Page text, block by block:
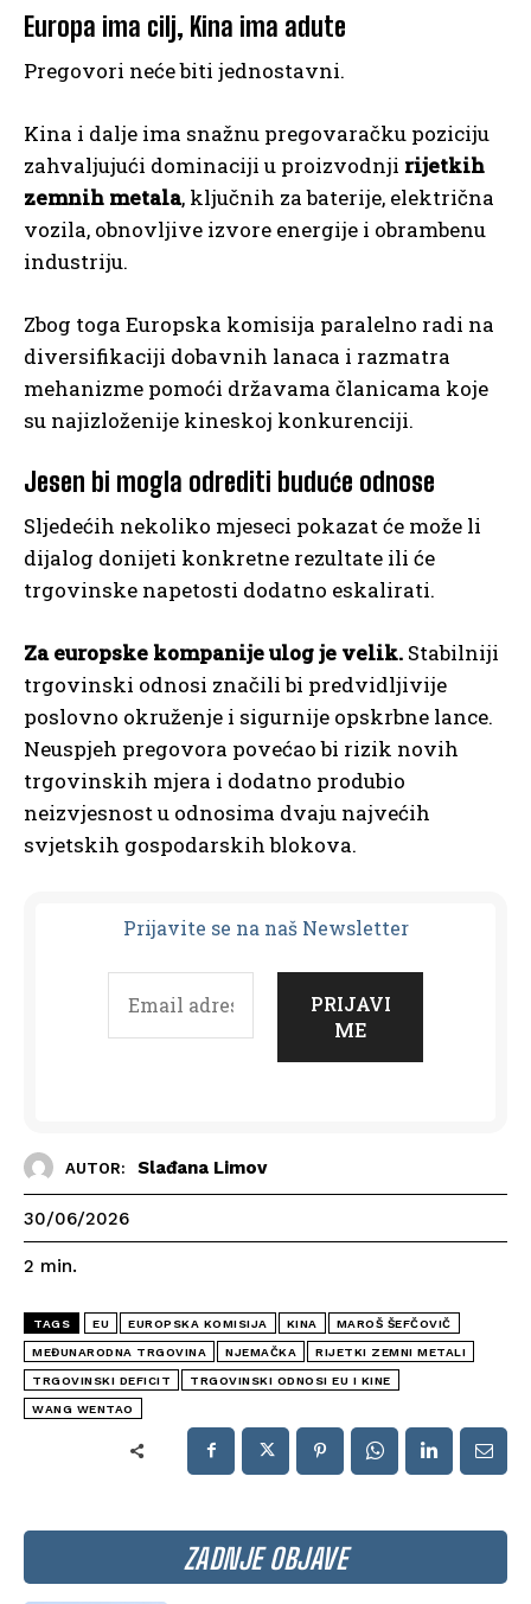
ZADNJE OBJAVE
Europa ima cilj, Kina ima adute
Pregovori neće biti jednostavni.
Kina i dalje ima snažnu pregovaračku poziciju
zahvaljujući dominaciji u proizvodnji rijetkih
zemnih metala, ključnih za baterije, električna
vozila, obnovljive izvore energije i obrambenu
industriju.
Zbog toga Europska komisija paralelno radi na
diversifikaciji dobavnih lanaca i razmatra
mehanizme pomoći državama članicama koje
su najizloženije kineskoj konkurenciji.
Jesen bi mogla odrediti buduće odnose
Sljedećih nekoliko mjeseci pokazat će može li
dijalog donijeti konkretne rezultate ili će
trgovinske napetosti dodatno eskalirati.
Za europske kompanije ulog je velik. Stabilniji
trgovinski odnosi značili bi predvidljivije
poslovno okruženje i sigurnije opskrbne lance.
Neuspjeh pregovora povećao bi rizik novih
trgovinskih mjera i dodatno produbio
neizvjesnost u odnosima dvaju najvećih
svjetskih gospodarskih blokova.
Prijavite se na naš Newsletter
AUTOR: Slađana Limov
30/06/2026
2 min.
TAGS EU EUROPSKA KOMISIJA KINA MAROŠ ŠEFČOVIČ
MEĐUNARODNA TRGOVINA NJEMAČKA RIJETKI ZEMNI METALI
TRGOVINSKI DEFICIT TRGOVINSKI ODNOSI EU I KINE
WANG WENTAO